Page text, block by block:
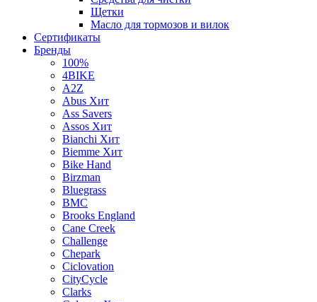
Щетки
Масло для тормозов и вилок
Сертификаты
Бренды
100%
4BIKE
A2Z
Abus Хит
Ass Savers
Assos Хит
Bianchi Хит
Biemme Хит
Bike Hand
Birzman
Bluegrass
BMC
Brooks England
Cane Creek
Challenge
Chepark
Ciclovation
CityCycle
Clarks